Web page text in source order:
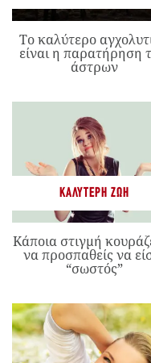
Το καλύτερο
είναι η παρατήρηση
άστρων
ΚΑΛΎΤΕΡΗ ΖΩΉ
Κάποια στιγμή
να προσπαθείς να
“σωστός”